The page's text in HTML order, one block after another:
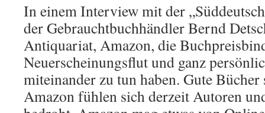
In einem Interview mit der
der Gebrauchtbuchhändler Bernd
Antiquariat, Amazon, die
Neuerscheinungsflut und ganz
miteinander zu tun haben. Gute
Amazon fühlen sich derzeit Autoren